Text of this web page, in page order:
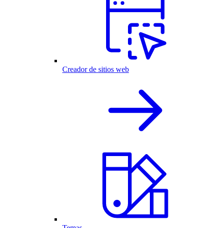
Creador de sitios web